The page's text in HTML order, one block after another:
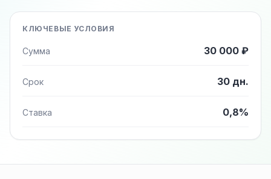
КЛЮЧЕВЫЕ УСЛОВИЯ
Сумма 30 000 ₽
Срок 30 дн.
Ставка 0,8%